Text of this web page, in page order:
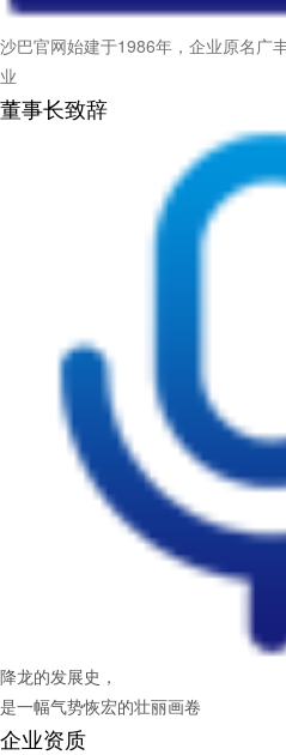
沙巴官网始建于1986年，企业原名广
业
董事长致辞
降龙的发展史，
是一幅气势恢宏的壮丽画卷
企业资质